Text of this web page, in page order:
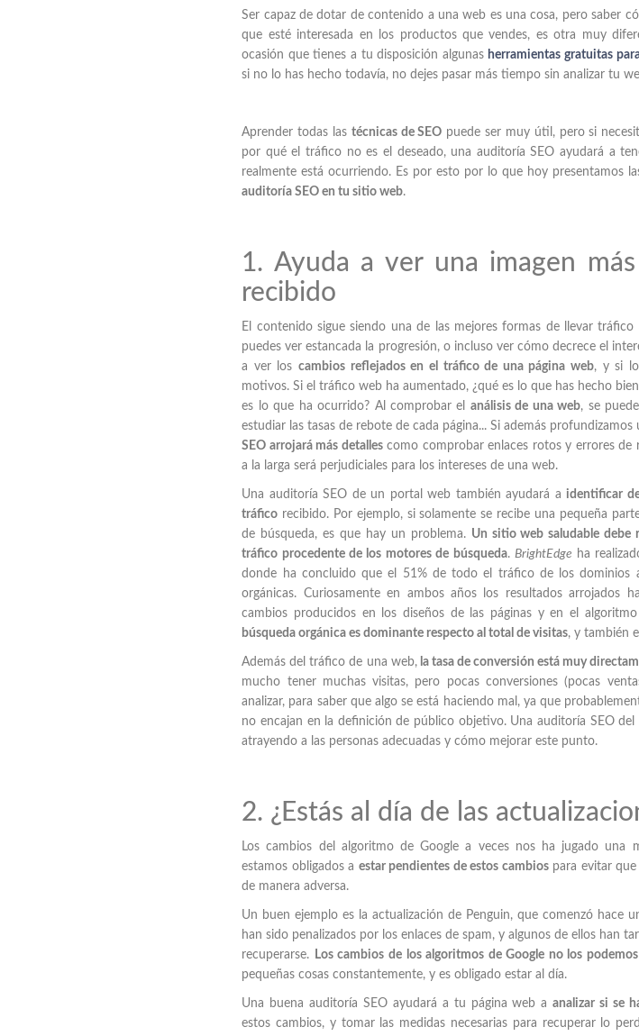
Ser capaz de dotar de contenido a una web es una cosa, pero saber
que esté interesada en los productos que vendes, es otra muy
ocasión que tienes a tu disposición algunas herramientas gratuitas
si no lo has hecho todavía, no dejes pasar más tiempo sin analizar tu
Aprender todas las técnicas de SEO puede ser muy útil, pero si
por qué el tráfico no es el deseado, una auditoría SEO ayudará a
realmente está ocurriendo. Es por esto por lo que hoy presentamos
auditoría SEO en tu sitio web.
1. Ayuda a ver una imagen
recibido
El contenido sigue siendo una de las mejores formas de llevar
puedes ver estancada la progresión, o incluso ver cómo decrece el
a ver loscambios reflejados en el tráfico de una página web, y si lo
motivos. Si el tráfico web ha aumentado, ¿qué es lo que has hecho
es lo que ha ocurrido? Al comprobar el análisis de una web, se
estudiar las tasas de rebote de cada página... Si además
SEO arrojará más detallescomo comprobar enlaces rotos y errores de
a la larga será perjudiciales para los intereses de una web.
Una auditoría SEO de un portal web también ayudará a identificar
tráfico recibido. Por ejemplo, si solamente se recibe una pequeña
de búsqueda, es que hay un problema. Un sitio web saludable debe
tráfico procedente de los motores de búsqueda.BrightEdge ha
donde ha concluido que el 51% de todo el tráfico de los dominios
orgánicas. Curiosamente en ambos años los resultados arrojados
cambios producidos en los diseños de las páginas y en el
búsqueda orgánica es dominante respecto al total de visitas, y también
Además del tráfico de una web,la tasa de conversión está muy
mucho tener muchas visitas, pero pocas conversiones (pocas
analizar, para saber que algo se está haciendo mal, ya que
no encajan en la definición de público objetivo. Una auditoría SEO
atrayendo a las personas adecuadas y cómo mejorar este punto.
2. ¿Estás al día de las
Los cambios del algoritmo de Google a veces nos ha jugado una
estamos obligados a estar pendientes de estos cambiospara evitar que
de manera adversa.
Un buen ejemplo es la actualización de Penguin, que comenzó hace
han sido penalizados por los enlaces de spam, y algunos de ellos han
recuperarse.
Los cambios de los algoritmos de Google no los
pequeñas cosas constantemente, y es obligado estar al día.
Una buena auditoría SEO ayudará a tu página web aanalizar si se
estos cambios, y tomar las medidas necesarias para recuperar lo